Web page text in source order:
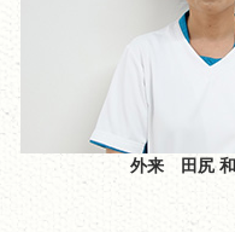
外来 田尻